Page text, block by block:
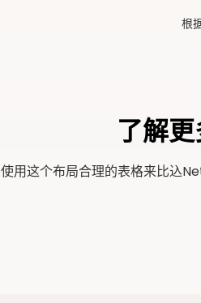
根
了解
使用这个布局合理的表格来比込